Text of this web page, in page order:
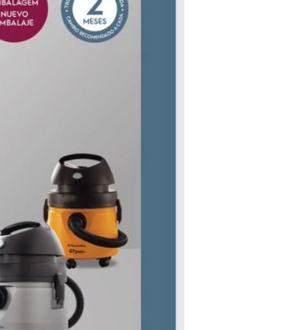
Torradeira
Sanduicheira Peças
Liquidificador
Mixer